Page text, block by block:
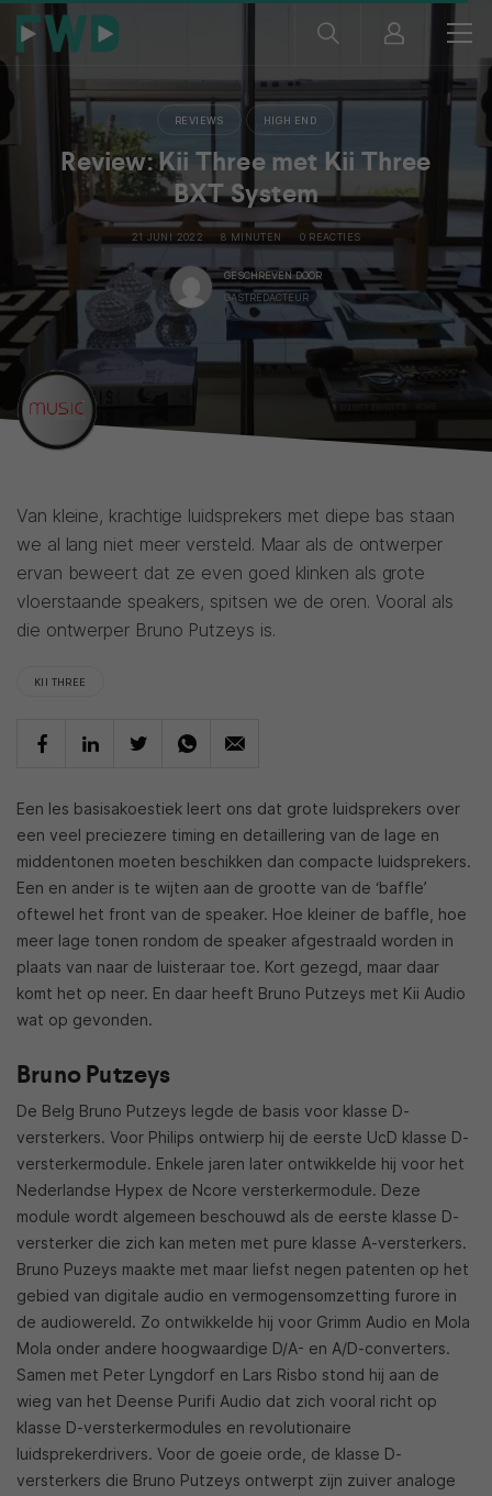
REVIEWS HIGH END
Review: Kii Three met Kii Three
BXT System
21 JUNI 2022 8 MINUTEN 0 REACTIES
GESCHREVEN DOOR
GASTREDACTEUR
Van kleine, krachtige luidsprekers met diepe bas staan
we al lang niet meer versteld. Maar als de ontwerper
ervan beweert dat ze even goed klinken als grote
vloerstaande speakers, spitsen we de oren. Vooral als
die ontwerper Bruno Putzeys is.
KII THREE
Een les basisakoestiek leert ons dat grote luidsprekers over
een veel preciezere timing en detaillering van de lage en
middentonen moeten beschikken dan compacte luidsprekers.
Een en ander is te wijten aan de grootte van de ‘baffle’
oftewel het front van de speaker. Hoe kleiner de baffle, hoe
meer lage tonen rondom de speaker afgestraald worden in
plaats van naar de luisteraar toe. Kort gezegd, maar daar
komt het op neer. En daar heeft Bruno Putzeys met Kii Audio
wat op gevonden.
Bruno Putzeys
De Belg Bruno Putzeys legde de basis voor klasse D-
versterkers. Voor Philips ontwierp hij de eerste UcD klasse D-
versterkermodule. Enkele jaren later ontwikkelde hij voor het
Nederlandse Hypex de Ncore versterkermodule. Deze
module wordt algemeen beschouwd als de eerste klasse D-
versterker die zich kan meten met pure klasse A-versterkers.
Bruno Puzeys maakte met maar liefst negen patenten op het
gebied van digitale audio en vermogensomzetting furore in
de audiowereld. Zo ontwikkelde hij voor Grimm Audio en Mola
Mola onder andere hoogwaardige D/A- en A/D-converters.
Samen met Peter Lyngdorf en Lars Risbo stond hij aan de
wieg van het Deense Purifi Audio dat zich vooral richt op
klasse D-versterkermodules en revolutionaire
luidsprekerdrivers. Voor de goeie orde, de klasse D-
versterkers die Bruno Putzeys ontwerpt zijn zuiver analoge